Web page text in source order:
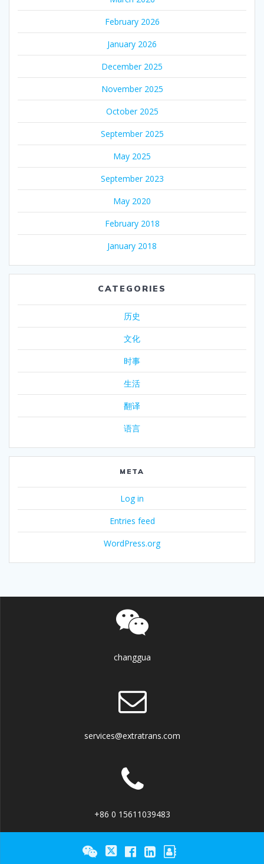
February 2026
January 2026
December 2025
November 2025
October 2025
September 2025
May 2025
September 2023
May 2020
February 2018
January 2018
CATEGORIES
历史
文化
时事
生活
翻译
语言
META
Log in
Entries feed
WordPress.org
changgua
services@extratrans.com
+86 0 15611039483